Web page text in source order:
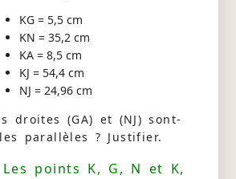
KG = 5,5 cm
KN = 35,2 cm
KA = 8,5 cm
KJ = 54,4 cm
NJ = 24,96 cm
droites (GA) et (NJ) sont-
parallèles ? Justifier.
Les points K, G, N et K,